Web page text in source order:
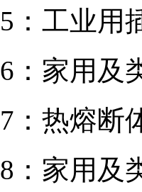
：工业用
：家用及
：热熔断
：家用